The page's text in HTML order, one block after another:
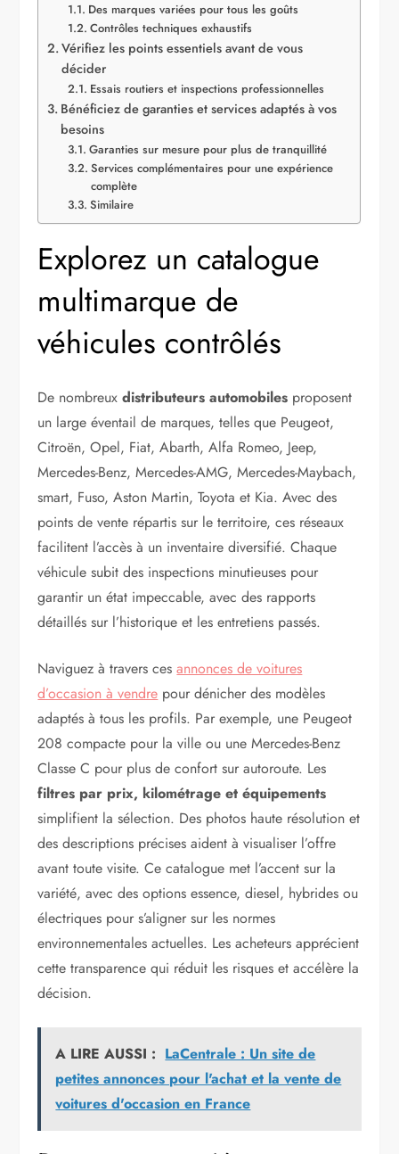
Des marques variées pour tous les goûts
Contrôles techniques exhaustifs
Vérifiez les points essentiels avant de vous
décider
Essais routiers et inspections professionnelles
Bénéficiez de garanties et services adaptés à vos
besoins
Garanties sur mesure pour plus de tranquillité
Services complémentaires pour une expérience
complète
Similaire
Explorez un catalogue
multimarque de
véhicules contrôlés
De nombreuxdistributeurs automobiles proposent
un large éventail de marques, telles que Peugeot,
Citroën, Opel, Fiat, Abarth, Alfa Romeo, Jeep,
Mercedes-Benz, Mercedes-AMG, Mercedes-Maybach,
smart, Fuso, Aston Martin, Toyota et Kia. Avec des
points de vente répartis sur le territoire, ces réseaux
facilitent l’accès à un inventaire diversifié. Chaque
véhicule subit des inspections minutieuses pour
garantir un état impeccable, avec des rapports
détaillés sur l’historique et les entretiens passés.
Naviguez à travers cesannonces de voitures
d’occasion à vendre pour dénicher des modèles
adaptés à tous les profils. Par exemple, une Peugeot
208 compacte pour la ville ou une Mercedes-Benz
Classe C pour plus de confort sur autoroute. Les
filtres par prix, kilométrage et équipements
simplifient la sélection. Des photos haute résolution et
des descriptions précises aident à visualiser l’offre
avant toute visite. Ce catalogue met l’accent sur la
variété, avec des options essence, diesel, hybrides ou
électriques pour s’aligner sur les normes
environnementales actuelles. Les acheteurs apprécient
cette transparence qui réduit les risques et accélère la
décision.
A LIRE AUSSI : LaCentrale : Un site de
petites annonces pour l'achat et la vente de
voitures d'occasion en France